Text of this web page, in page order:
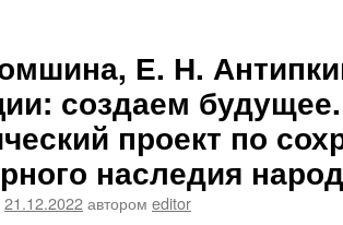
И.
Г.
Е. Н.
создаем
проект по
наследия
21.12.2022автором editor